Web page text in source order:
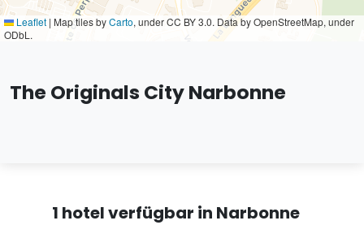
Leaflet | Map tiles byCarto, under CC BY 3.0. Data by OpenStreetMap, under
ODbL.
The Originals City Narbonne
1 hotel verfügbar in Narbonne